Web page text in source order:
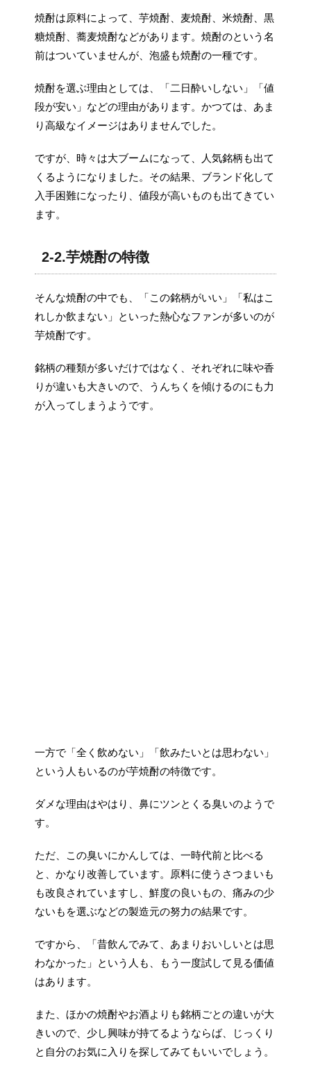
焼酎は原料によって、芋焼酎、麦焼酎、米焼酎、黒
糖焼酎、蕎麦焼酎などがあります。焼酎のという名
前はついていませんが、泡盛も焼酎の一種です。
焼酎を選ぶ理由としては、「二日酔いしない」「値
段が安い」などの理由があります。かつては、あま
り高級なイメージはありませんでした。
ですが、時々は大ブームになって、人気銘柄も出て
くるようになりました。その結果、ブランド化して
入手困難になったり、値段が高いものも出てきてい
ます。
2-2.芋焼酎の特徴
そんな焼酎の中でも、「この銘柄がいい」「私はこ
れしか飲まない」といった熱心なファンが多いのが
芋焼酎です。
銘柄の種類が多いだけではなく、それぞれに味や香
りが違いも大きいので、うんちくを傾けるのにも力
が入ってしまうようです。
一方で「全く飲めない」「飲みたいとは思わない」
という人もいるのが芋焼酎の特徴です。
ダメな理由はやはり、鼻にツンとくる臭いのようで
す。
ただ、この臭いにかんしては、一時代前と比べる
と、かなり改善しています。原料に使うさつまいも
も改良されていますし、鮮度の良いもの、痛みの少
ないもを選ぶなどの製造元の努力の結果です。
ですから、「昔飲んでみて、あまりおいしいとは思
わなかった」という人も、もう一度試して見る価値
はあります。
また、ほかの焼酎やお酒よりも銘柄ごとの違いが大
きいので、少し興味が持てるようならば、じっくり
と自分のお気に入りを探してみてもいいでしょう。